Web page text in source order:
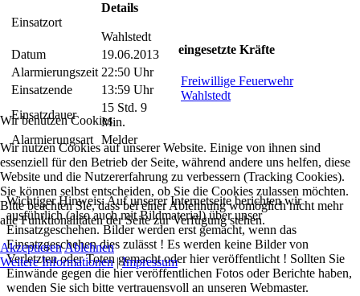
Einsatzort
Details
Wahlstedt
Datum
19.06.2013
Alarmierungszeit 22:50 Uhr
Einsatzende
13:59 Uhr
Einsatzdauer
15 Std. 9
Min.
Alarmierungsart Melder
eingesetzte Kräfte
Freiwillige Feuerwehr
Wahlstedt
Wichtiger Hinweis: Auf unserer Internetseite berichten wir
ausführlich (also auch mit Bildmaterial) über unser
Einsatzgeschehen. Bilder werden erst gemacht, wenn das
Einsatzgeschehen dies zulässt ! Es werden keine Bilder von
Verletzten oder Toten gemacht oder hier veröffentlicht ! Sollten Sie
Einwände gegen die hier veröffentlichen Fotos oder Berichte haben,
wenden Sie sich bitte vertrauensvoll an unseren Webmaster.
Wir benutzen Cookies
Wir nutzen Cookies auf unserer Website. Einige von ihnen sind
essenziell für den Betrieb der Seite, während andere uns helfen, diese
Website und die Nutzererfahrung zu verbessern (Tracking Cookies).
Sie können selbst entscheiden, ob Sie die Cookies zulassen möchten.
Bitte beachten Sie, dass bei einer Ablehnung womöglich nicht mehr
alle Funktionalitäten der Seite zur Verfügung stehen.
AkzeptierenAblehnen
Weitere Informationen|Impressum